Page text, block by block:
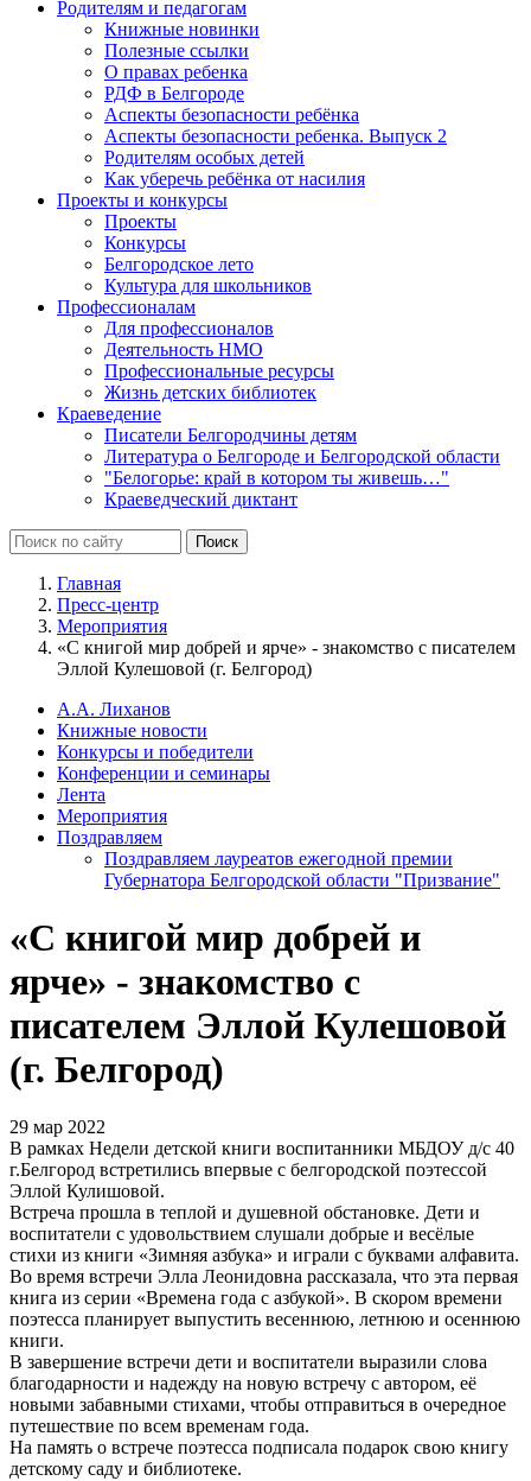
Родителям и педагогам
Книжные новинки
Полезные ссылки
О правах ребенка
РДФ в Белгороде
Аспекты безопасности ребёнка
Аспекты безопасности ребенка. Выпуск 2
Родителям особых детей
Как уберечь ребёнка от насилия
Проекты и конкурсы
Проекты
Конкурсы
Белгородское лето
Культура для школьников
Профессионалам
Для профессионалов
Деятельность НМО
Профессиональные ресурсы
Жизнь детских библиотек
Краеведение
Писатели Белгородчины детям
Литература о Белгороде и Белгородской области
"Белогорье: край в котором ты живешь…"
Краеведческий диктант
Главная
Пресс-центр
Мероприятия
«С книгой мир добрей и ярче» - знакомство с писателем
Эллой Кулешовой (г. Белгород)
А.А. Лиханов
Книжные новости
Конкурсы и победители
Конференции и семинары
Лента
Мероприятия
Поздравляем
Поздравляем лауреатов ежегодной премии
Губернатора Белгородской области "Призвание"
«С книгой мир добрей и
ярче» - знакомство с
писателем Эллой Кулешовой
(г. Белгород)
29 мар 2022
В рамках Недели детской книги воспитанники МБДОУ д/с 40
г.Белгород встретились впервые с белгородской поэтессой
Эллой Кулишовой.
Встреча прошла в теплой и душевной обстановке. Дети и
воспитатели с удовольствием слушали добрые и весёлые
стихи из книги «Зимняя азбука» и играли с буквами алфавита.
Во время встречи Элла Леонидовна рассказала, что эта первая
книга из серии «Времена года с азбукой». В скором времени
поэтесса планирует выпустить весеннюю, летнюю и осеннюю
книги.
В завершение встречи дети и воспитатели выразили слова
благодарности и надежду на новую встречу с автором, её
новыми забавными стихами, чтобы отправиться в очередное
путешествие по всем временам года.
На память о встрече поэтесса подписала подарок свою книгу
детскому саду и библиотеке.